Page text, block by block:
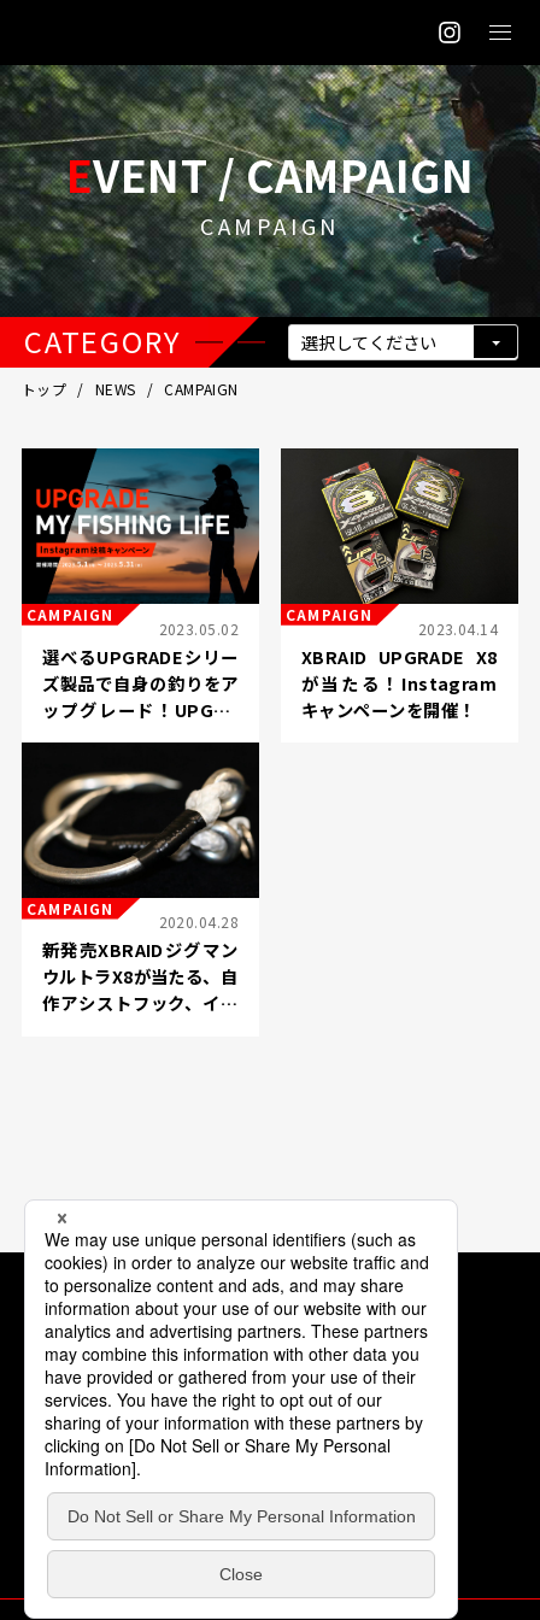
EVENT / CAMPAIGN
CAMPAIGN
CATEGORY
トップ NEWS CAMPAIGN
2023.05.02
CAMPAIGN
選べるUPGRADEシリー
ズ製品で自身の釣りをア
ップグレード！UPGRA
2023.04.14
CAMPAIGN
XBRAID UPGRADE X8
が当たる！Instagram
キャンペーンを開催！
2020.04.28
CAMPAIGN
新発売XBRAIDジグマン
ウルトラX8が当たる、自
作アシストフック、イン
OFFICIAL